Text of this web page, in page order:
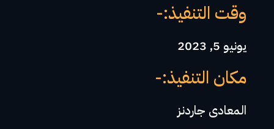
وقت التنفيذ:-
يونيو 5, 2023
مكان التنفيذ:-
المعادى جاردنز